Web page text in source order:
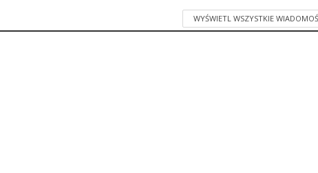
WYŚWIETL WSZYSTKIE